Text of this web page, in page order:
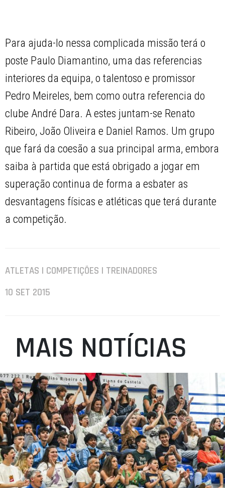
Para ajuda-lo nessa complicada missão terá o
poste Paulo Diamantino, uma das referencias
interiores da equipa, o talentoso e promissor
Pedro Meireles, bem como outra referencia do
clube André Dara. A estes juntam-se Renato
Ribeiro, João Oliveira e Daniel Ramos. Um grupo
que fará da coesão a sua principal arma, embora
saiba à partida que está obrigado a jogar em
superação continua de forma a esbater as
desvantagens físicas e atléticas que terá durante
a competição.
ATLETAS | COMPETIÇÕES | TREINADORES
10 SET 2015
MAIS NOTÍCIAS